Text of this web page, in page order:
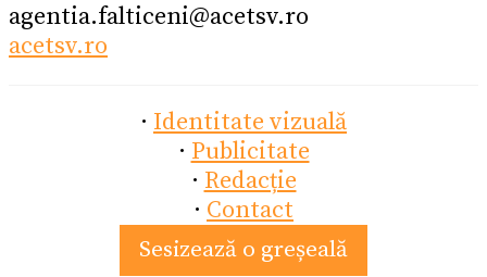
agentia.falticeni@acetsv.ro
acetsv.ro
· Identitate vizuală
· Publicitate
· Redacție
· Contact
Sesizează o greșeală